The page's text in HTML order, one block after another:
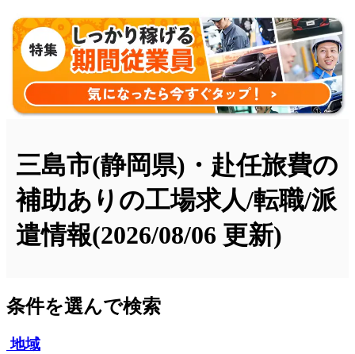
三島市(静岡県)・赴任旅費の
補助ありの工場求人/転職/派
遣情報(2026/08/06 更新)
条件を選んで検索
地域